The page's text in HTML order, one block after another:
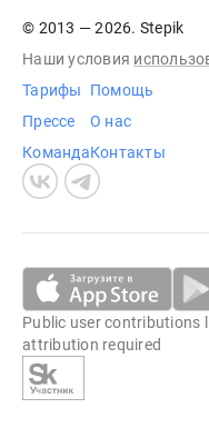
© 2013 — 2026. Stepik
Наши условия
Тарифы
Прессе
Команда
Помощь
О нас
Контакты
Public user contributions
attribution required